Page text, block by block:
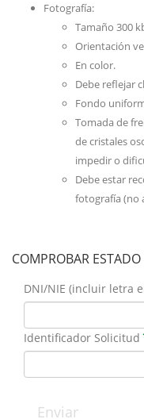
Fotografía:
Tamaño 300
Orientación
En color.
Debe reflejar
Fondo
Tomada de
de cristales
impedir o
Debe estar
fotografía (no
COMPROBAR
DNI/NIE (incluir letra
Identificador Solicitud